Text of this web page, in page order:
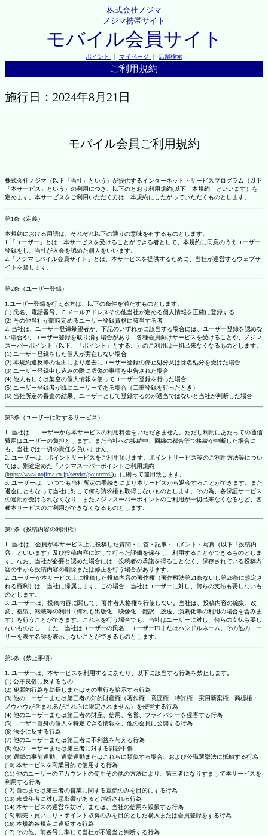
株式会社ノジマ
ノジマ携帯サイト
モバイル会員サイト
ポイント ｜ マイページ ｜ 店舗検索
ご利用規約
施行日：2024年8月21日
モバイル会員ご利用規約
株式会社ノジマ（以下「当社」という）が提供するインターネット・サービスプログラム（以下
「本サービス」という）の利用につき、以下のとおり利用規約(以下「本規約」といいます）を
定めます。本サービスをご利用いただく方は、本規約にしたがっていただくものとします。
第1条（定義）
本規約における用語は、それぞれ以下の通りの意味を有するものとします。
1.「ユーザー」とは、本サービスを受けることができる者として、本規約に同意のうえユーザー
登録をし、当社が入会を認めた個人をいいます。
2.「ノジマモバイル会員サイト」とは、本サービスを提供するために、当社が運営するウェブサ
イトを指します。
第2条（ユーザー登録）
1.ユーザー登録を行える方は、以下の条件を満たすものとします。
(1) 氏名、電話番号、Ｅメールアドレスその他当社が定める個人情報を正確に登録する
(2) その他当社が随時定めるユーザー登録資格に該当する者
2. 当社は、ユーザー登録希望者が、下記のいずれかに該当する場合には、ユーザー登録を認めな
い場合や、ユーザー登録を取り消す場合があり、各種会員向けサービスを受けることや、ノジマ
スーパーポイント（以下、「ポイント」とする。）のご利用は一切出来なくなるものとします。
(1) ユーザー登録をした個人が実在しない場合
(2) 本規約違反等の理由により過去にユーザー登録の停止処分又は除名処分を受けた場合
(3) ユーザー登録申し込みの際に虚偽の事項を申告された場合
(4) 他人もしくは架空の個人情報を使ってユーザー登録を行った場合
(5) ユーザー登録者が既にユーザーである場合（二重登録を行ったとき）
(6) 当社所定の審査の結果、ユーザーとして登録するのが適当ではないと当社が判断した場合
第3条（ユーザーに対するサービス）
1. 当社は、ユーザーから本サービスの利用料金をいただきません。ただし利用にあたっての通信
費用はユーザーの負担とします。また当社への接続中、回線の都合等で接続が中断した場合に
も、当社では一切の責任を負いません。
2. ユーザーは、ポイントサービスをご利用頂けます。ポイントサービス等のご利用方法等につい
ては、別途定めた『ノジマスーパーポイントご利用規約
(https://www.nojima.co.jp/service/pointcard/)』に則って運用致します。
3. ユーザーは、いつでも当社所定の手続きにより本サービスから退会することができます。また
退会にともなって当社に対して何ら請求権も取得しないものとします。その為、各保証サービス
の適用が受けられなくなり、またノジマスーパーポイントのご利用が一切出来なくなるなど、各
種本サービスのご利用ができなくなるものとします。
第4条（投稿内容の利用権）
1. 当社は、会員が本サービス上に投稿した質問・回答・記事・コメント・写真（以下「投稿内
容」といいます）及び投稿内容に対して行った評価を保存し、利用することができるものとしま
す。なお、当社が必要と認めた場合には、投稿者の承諾を得ることなく、保存されている投稿内
容の中から投稿内容の削除または修正を行う場合があります。
2. ユーザーが本サービス上に投稿した投稿内容の著作権（著作権法第21条ないし第28条に規定さ
れる権利）は、当社に帰属します。この場合、当社はユーザーに対し、何らの支払も要しないも
のとします。
3. ユーザーは、投稿内容に関して、著作者人格権を行使しない。当社は、投稿内容の編集、改
変、複製、転載等の利用（何れも出版化、映像化、翻訳、放送、演劇化等の利用の場合を含みま
す）を行うことができます。これらを行う場合でも、当社はユーザーに対し、何らの支払も要し
ないものとし、また、当社はユーザーの氏名、ユーザーIDまたはハンドルネーム、その他のユー
ザーを表す名称を表示しないことができるものとします。
第5条（禁止事項）
1. ユーザーは、本サービスを利用するにあたり、以下に該当する行為を禁止します。
(1) 公序良俗に反するもの
(2) 犯罪的行為を助長しまたはその実行を暗示する行為
(3) 他のユーザーまたは第三者の知的財産権（著作権・意匠権・特許権・実用新案権・商標権・
ノウハウが含まれるがこれらに限定されません）を侵害する行為
(4) 他のユーザーまたは第三者の財産、信用、名誉、プライバシーを侵害する行為
(5) ユーザー自身の個人を特定できる情報を、他の会員に公開する行為
(6) 法令に反する行為
(7) 他のユーザーまたは第三者に不利益を与える行為
(8) 他のユーザーまたは第三者に対する誹謗中傷
(9) 選挙の事前運動、選挙運動またはこれらに類似する場合、および公職選挙法に抵触する行為
(10) 本サービスを商業目的で使用する行為
(11) 他のユーザーのアカウントの使用その他の方法により、第三者になりすまして本サービスを
利用する行為
(12) 自己または第三者の営業に関する宣伝のみを目的にする行為
(13) 未成年者に対し悪影響があると判断される行為
(14) 本サービスの運営を妨げ、または、当社の信用を毀損する行為
(15) 転売・買い回り・ポイント取得のみを目的とした購入または会員登録をする行為
(16) 本規約各規定に違反する行為
(17) その他、前各号に準じて当社が不適当と判断する行為